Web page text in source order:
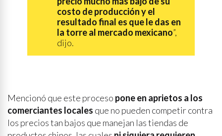
costo de producción y el
resultado final es que le das en
la torre al mercado mexicano”,
dijo.
Mencionó que este proceso pone en aprietos a los
comerciantes locales que no pueden competir contra
los precios tan bajos que manejan las tiendas de